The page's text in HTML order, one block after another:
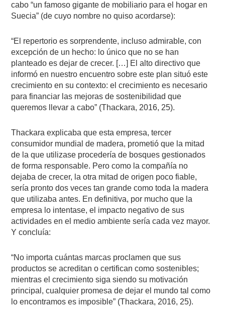
cabo “un famoso gigante de mobiliario para el hogar en
Suecia” (de cuyo nombre no quiso acordarse):
“El repertorio es sorprendente, incluso admirable, con
excepción de un hecho: lo único que no se han
planteado es dejar de crecer. […] El alto directivo que
informó en nuestro encuentro sobre este plan situó este
crecimiento en su contexto: el crecimiento es necesario
para financiar las mejoras de sostenibilidad que
queremos llevar a cabo” (Thackara, 2016, 25).
Thackara explicaba que esta empresa, tercer
consumidor mundial de madera, prometió que la mitad
de la que utilizase procedería de bosques gestionados
de forma responsable. Pero como la compañía no
dejaba de crecer, la otra mitad de origen poco fiable,
sería pronto dos veces tan grande como toda la madera
que utilizaba antes. En definitiva, por mucho que la
empresa lo intentase, el impacto negativo de sus
actividades en el medio ambiente sería cada vez mayor.
Y concluía:
“No importa cuántas marcas proclamen que sus
productos se acreditan o certifican como sostenibles;
mientras el crecimiento siga siendo su motivación
principal, cualquier promesa de dejar el mundo tal como
lo encontramos es imposible” (Thackara, 2016, 25).